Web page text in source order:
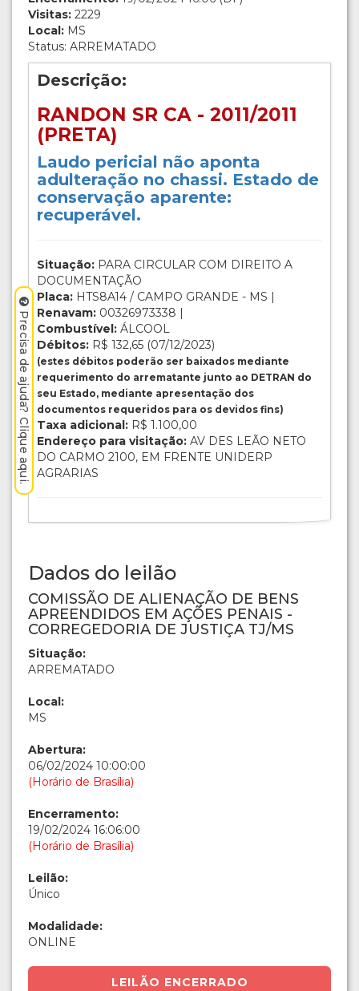
Visitas: 2229
Local: MS
Status: ARREMATADO
Descrição:
RANDON SR CA - 2011/2011
(PRETA)
Laudo pericial não aponta
adulteração no chassi. Estado de
conservação aparente:
recuperável.
Situação: PARA CIRCULAR COM DIREITO A
DOCUMENTAÇÃO
Placa: HTS8A14 / CAMPO GRANDE - MS |
Renavam: 00326973338 |
Combustível: ÁLCOOL
Débitos: R$ 132,65 (07/12/2023)
(estes débitos poderão ser baixados mediante
requerimento do arrematante junto ao DETRAN do
seu Estado, mediante apresentação dos
documentos requeridos para os devidos fins)
Taxa adicional: R$ 1.100,00
Endereço para visitação: AV DES LEÃO NETO
DO CARMO 2100, EM FRENTE UNIDERP
AGRARIAS
Dados do leilão
COMISSÃO DE ALIENAÇÃO DE BENS
APREENDIDOS EM AÇÕES PENAIS -
CORREGEDORIA DE JUSTIÇA TJ/MS
Situação:
ARREMATADO
Local:
MS
Abertura:
06/02/2024 10:00:00
(Horário de Brasília)
Encerramento:
19/02/2024 16:06:00
(Horário de Brasília)
Leilão:
Único
Modalidade:
ONLINE
LEILÃO ENCERRADO
Precisa de ajuda? Clique aqui.